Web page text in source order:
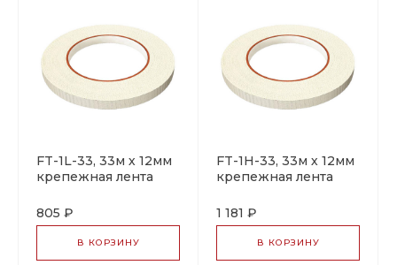
FT-1L-33, 33м х 12мм
крепежная лента
805 ₽
В КОРЗИНУ
FT-1H-33, 33м х 12мм
крепежная лента
1 181 ₽
В КОРЗИНУ